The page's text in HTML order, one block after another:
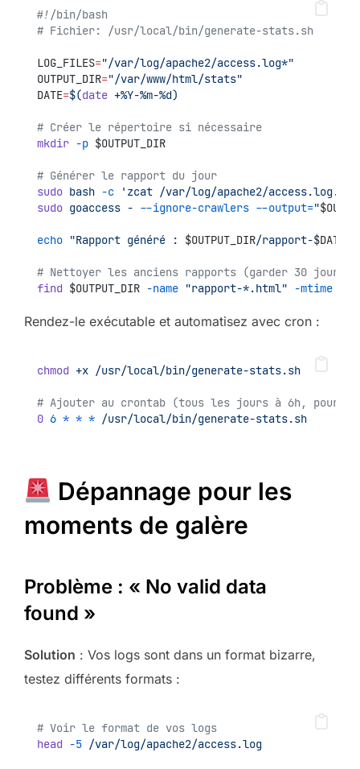
#!/bin/bash
# Fichier: /usr/local/bin/generate-stats.sh
LOG_FILES="/var/log/apache2/access.log*"
OUTPUT_DIR="/var/www/html/stats"
DATE=$(date +%Y-%m-%d)
# Créer le répertoire si nécessaire
mkdir -p $OUTPUT_DIR
# Générer le rapport du jour
sudo bash -c
'zcat /var/log/apache2/
sudo goaccess - --ignore-crawlers --output="
echo "Rapport généré : $OUTPUT_DIR/rapport-$DATE
# Nettoyer les anciens rapports (garder 30 jours)
find $OUTPUT_DIR -name "rapport-*.html" -mtime
Rendez-le exécutable et automatisez avec cron :
chmod +x /usr/local/bin/generate-stats.sh
# Ajouter au crontab (tous les jours à 6h, pour
0 6 * * * /usr/local/bin/generate-stats.sh
Dépannage pour les
moments de galère
Problème : « No valid data
found »
Solution : Vos logs sont dans un format bizarre,
testez différents formats :
# Voir le format de vos logs
head
-5 /var/log/apache2/access.log